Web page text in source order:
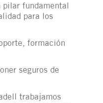
pilar fundamental
para los
formación
seguros de
trabajamos